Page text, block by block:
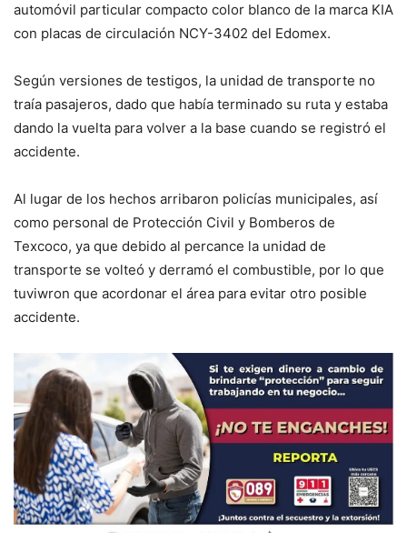
automóvil particular compacto color blanco de la marca KIA
con placas de circulación NCY-3402 del Edomex.
Según versiones de testigos, la unidad de transporte no
traía pasajeros, dado que había terminado su ruta y estaba
dando la vuelta para volver a la base cuando se registró el
accidente.
Al lugar de los hechos arribaron policías municipales, así
como personal de Protección Civil y Bomberos de
Texcoco, ya que debido al percance la unidad de
transporte se volteó y derramó el combustible, por lo que
tuviwron que acordonar el área para evitar otro posible
accidente.